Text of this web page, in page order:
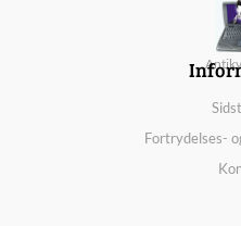
Fortrydelses-